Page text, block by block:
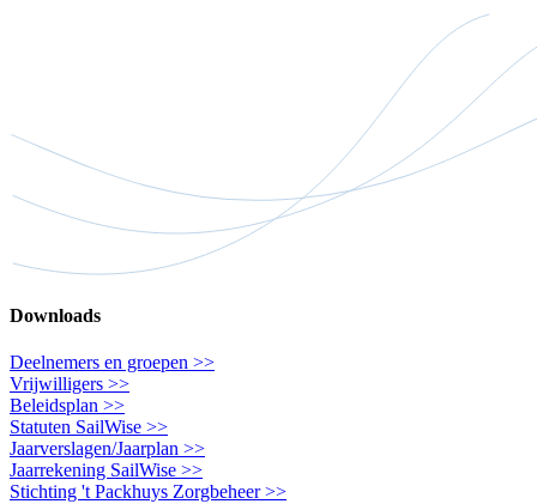
Downloads
Deelnemers en groepen >>
Vrijwilligers >>
Beleidsplan >>
Statuten SailWise >>
Jaarverslagen/Jaarplan >>
Jaarrekening SailWise >>
Stichting 't Packhuys Zorgbeheer >>